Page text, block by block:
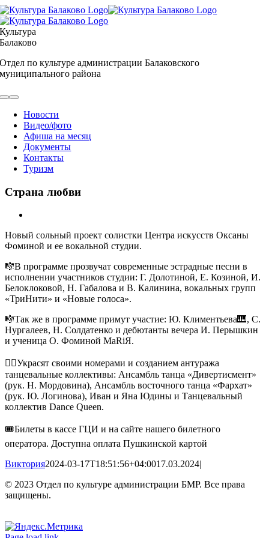
Skip
to
content
Культура
Балаково
Отдел по культуре администрации Балаковского
муниципального района
Toggle
NavigationНовости
Видео/фото
Афиша на месяц
Документы
Контакты
Туризм
Страна любви
Image
Новый сольный проект солистки Центра искусств Оксаны
Фоминой и ее вокальной студии.
🎼В программе прозвучат современные эстрадные песни в
исполнении участников студии: Г. Долотиной, Е. Козиной, И.
Белоклоковой, Н. Габалова и В. Калинина, вокальных групп
«ТриНити» и «Новые голоса».
🎼Так же в программе примут участие: Ю. Климентьева🎹, С.
Нургалеев, Н. Солдатенко и дебютанты вечера И. Перышкин
и ученица О. Фоминой МаRiЯ.
👯‍♀Украсят своими номерами и созданием антуража
танцевальные коллективы: Ансамбль танца «Дивертисмент»
(рук. Н. Мордовина), Ансамбль восточного танца «Фархат»
(рук. Ю. Логинова), Иван и Яна Юдины и Танцевальный
коллектив Dance Queen.
🎟Билеты в кассе ГЦИ и на сайте нашего билетного
оператора. Доступна оплата Пушкинской картой
Виктория2024-03-17T18:51:56+04:0017.03.2024|
© 2023 Отдел по культуре администрации БМР. Все права
защищены.